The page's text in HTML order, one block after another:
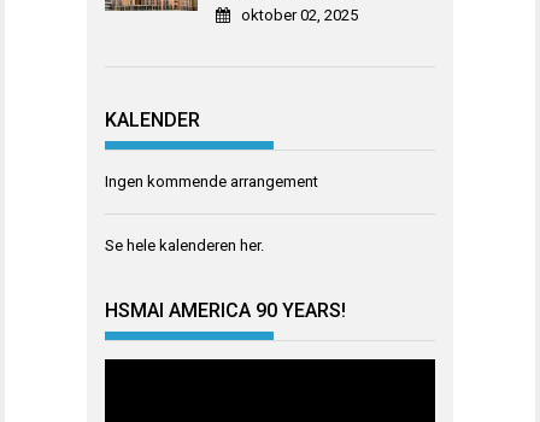
oktober 02, 2025
KALENDER
Ingen kommende arrangement
Se hele kalenderen her.
HSMAI AMERICA 90 YEARS!